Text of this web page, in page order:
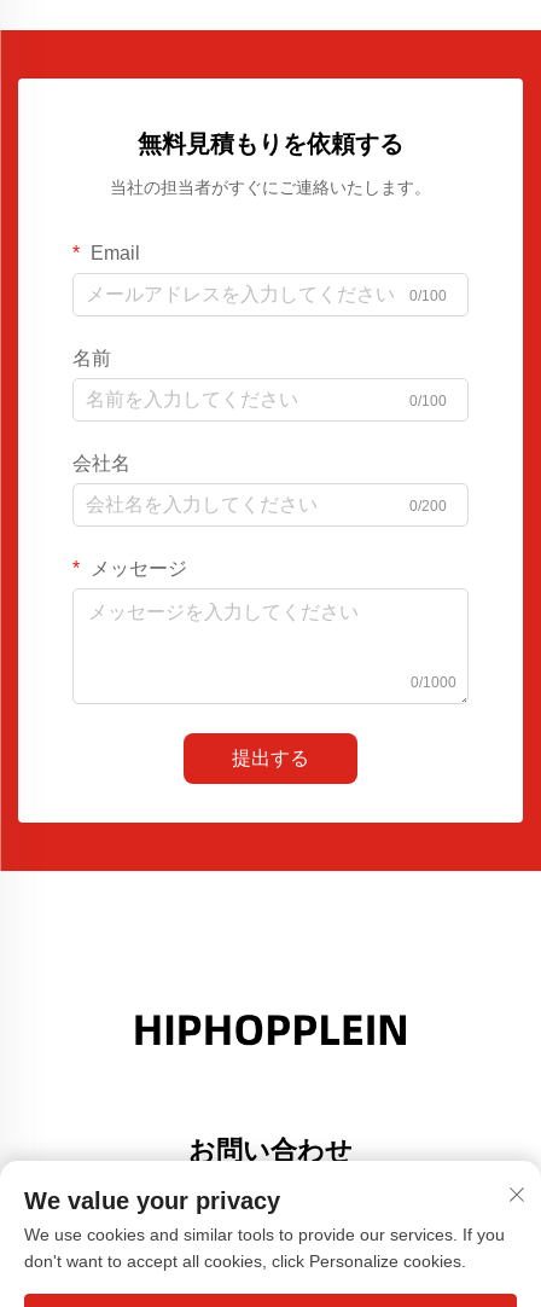
無料見積もりを依頼する
当社の担当者がすぐにご連絡いたします。
Email
0/100
名前
0/100
会社名
0/200
メッセージ
0/1000
提出する
お問い合わせ
Add: 広東省佛山市大里町金沙港創意園A棟308号室
電話番号：+86-17304049586
メールアドレス： [email protected]
We value your privacy
We use cookies and similar tools to provide our services. If you
don't want to accept all cookies, click Personalize cookies.